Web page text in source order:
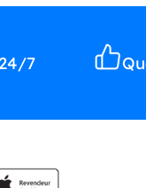
7